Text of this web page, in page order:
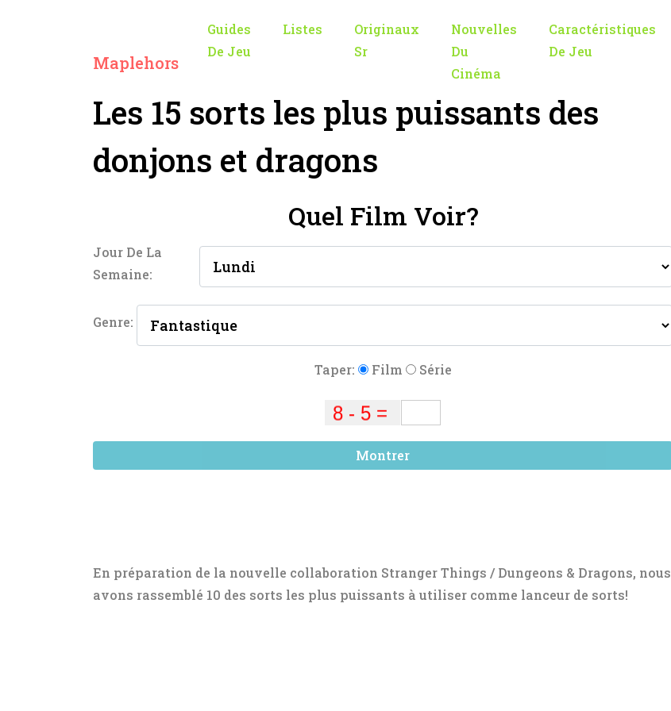
Maplehors
Guides
De Jeu
Listes
Originaux
Sr
Nouvelles
Du
Cinéma
Caractéristiques
De Jeu
Les 15 sorts les plus puissants des
donjons et dragons
Quel Film Voir?
Jour De La
Semaine:
Genre:
Taper: Film Série
Montrer
En préparation de la nouvelle collaboration Stranger Things / Dungeons & Dragons, nous
avons rassemblé 10 des sorts les plus puissants à utiliser comme lanceur de sorts!